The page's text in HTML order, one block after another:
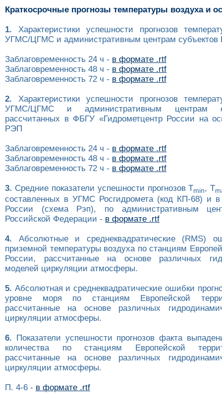
Краткосрочные прогнозы температуры воздуха и
1. Характеристики успешности прогнозов
УГМС/ЦГМС и административным центрам субъектов
Заблаговременность 24 ч - в формате .rtf
Заблаговременность 48 ч - в формате .rtf
Заблаговременность 72 ч - в формате .rtf
2. Характеристики успешности прогнозов
УГМС/ЦГМС и административным центрам
рассчитанных в ФБГУ «Гидрометцентр России на
РЭП
Заблаговременность 24 ч - в формате .rtf
Заблаговременность 48 ч - в формате .rtf
Заблаговременность 72 ч - в формате .rtf
3. Средние показатели успешности прогнозов Tmin, T
составленных в УГМС Росгидромета (код КП-68) и в
России (схема Рэп), по административным
Российской Федерации - в формате .rtf
4. Абсолютные и среднеквадратические (RMS)
приземной температуры воздуха по станциям
России, рассчитанные на основе различных
моделей циркуляции атмосферы.
5. Абсолютная и среднеквадратические ошибки
уровне моря по станциям Европейской
рассчитанные на основе различных
циркуляции атмосферы.
6. Показатели успешности прогнозов факта
количества по станциям Европейской
рассчитанные на основе различных
циркуляции атмосферы.
П. 4-6 - в формате .rtf